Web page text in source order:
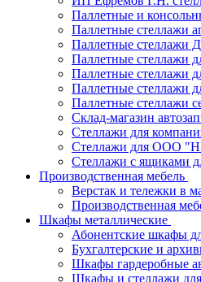
Паллетные и
Паллетные стеллажи
Паллетные стеллажи
Паллетные стеллажи
Паллетные стеллажи
Паллетные стеллажи
Паллетные стеллажи
Склад-магазин
Стеллажи для
Стеллажи для ООО
Стеллажи с ящиками
Производственная мебель
Верстак и тележки в
Производственная
Шкафы металлические
Абонентские шкафы
Бухгалтерские и
Шкафы гардеробные
Шкафы и стеллажи